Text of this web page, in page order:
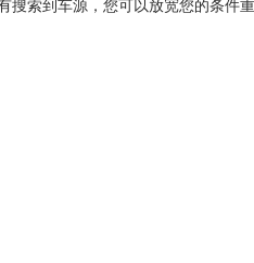
搜索到车源，您可以放宽您的条件重